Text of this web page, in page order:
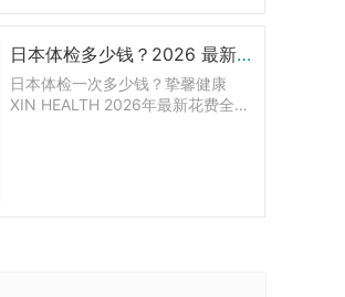
日本体检多少钱？2026 最新花费全解析：2 万到 8 万，钱花在了哪里
日本体检一次多少钱？挚馨健康
XIN HEALTH 2026年最新花费全解